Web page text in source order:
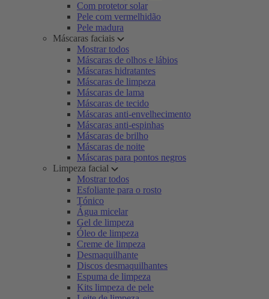
Com protetor solar
Pele com vermelhidão
Pele madura
Máscaras faciais
Mostrar todos
Máscaras de olhos e lábios
Máscaras hidratantes
Máscaras de limpeza
Máscaras de lama
Máscaras de tecido
Máscaras anti-envelhecimento
Máscaras anti-espinhas
Máscaras de brilho
Máscaras de noite
Máscaras para pontos negros
Limpeza facial
Mostrar todos
Esfoliante para o rosto
Tónico
Água micelar
Gel de limpeza
Óleo de limpeza
Creme de limpeza
Desmaquilhante
Discos desmaquilhantes
Espuma de limpeza
Kits limpeza de pele